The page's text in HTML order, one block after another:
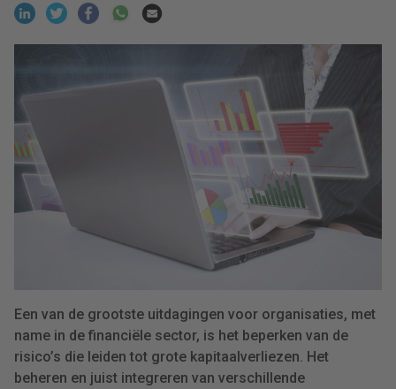
Een van de grootste uitdagingen voor organisaties, met
name in de financiële sector, is het beperken van de
risico’s die leiden tot grote kapitaalverliezen. Het
beheren en juist integreren van verschillende